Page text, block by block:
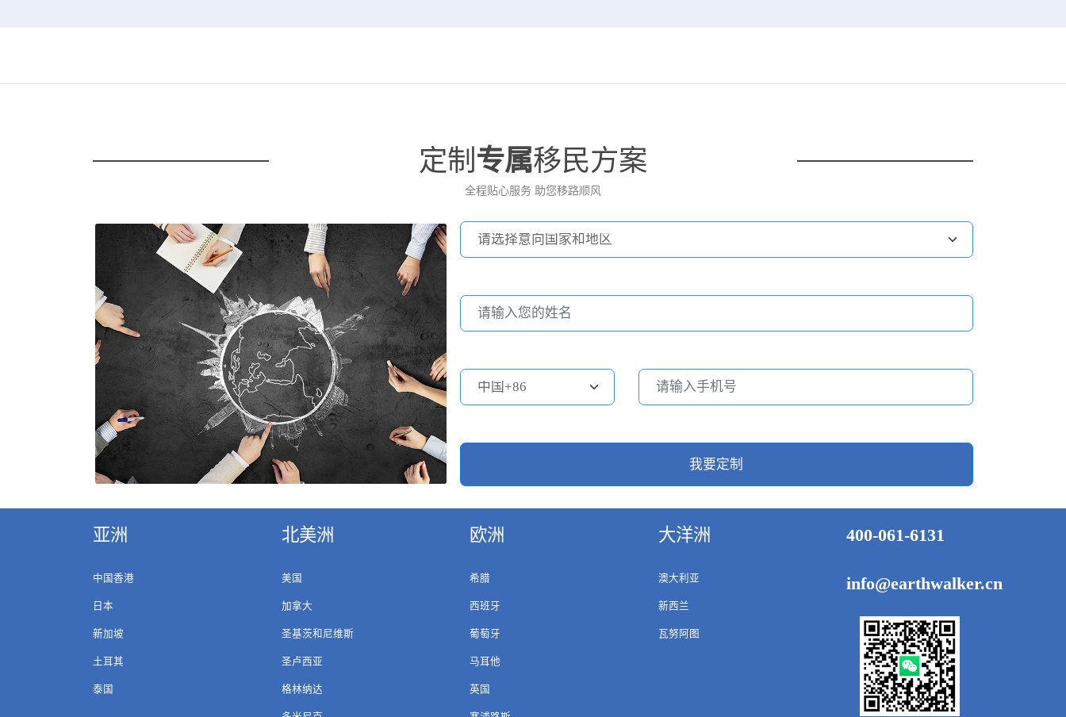
定制 专属移民方案
全程贴心服务 助您移路顺风
我要定制
亚洲
中国香港
日本
新加坡
土耳其
泰国
北美洲
美国
加拿大
圣基茨和尼维斯
圣卢西亚
格林纳达
欧洲
希腊
西班牙
葡萄牙
马耳他
英国
大洋洲
澳大利亚
新西兰
瓦努阿图
400-061-6131
info@earthwalker.cn